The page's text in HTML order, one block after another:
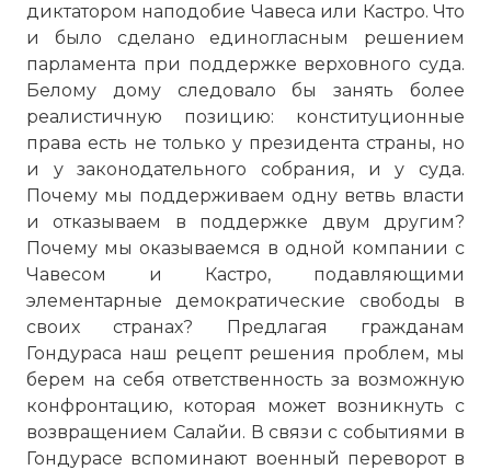
диктатором наподобие Чавеса или Кастро. Что
и было сделано единогласным решением
парламента при поддержке верховного суда.
Белому дому следовало бы занять более
реалистичную позицию: конституционные
права есть не только у президента страны, но
и у законодательного собрания, и у суда.
Почему мы поддерживаем одну ветвь власти
и отказываем в поддержке двум другим?
Почему мы оказываемся в одной компании с
Чавесом и Кастро, подавляющими
элементарные демократические свободы в
своих странах? Предлагая гражданам
Гондураса наш рецепт решения проблем, мы
берем на себя ответственность за возможную
конфронтацию, которая может возникнуть с
возвращением Салайи. В связи с событиями в
Гондурасе вспоминают военный переворот в
Президент Гондураса Мануэль Селайя
намеревался провести в 28 июня 2009
года конституционный референдум, по
итогам которого в конституцию страны
могла быть добавлена возможность
переизбрания главы государства.
Конституция Гондураса запрещает
переизбрание президента на новый
срок. Подобные попытки основной закон
трактует как «государственную измену».
Фото статьи: